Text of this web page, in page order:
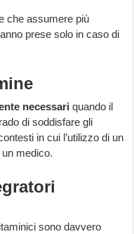
che assumere più
prese solo in caso di
necessari quando il
di soddisfare gli
in cui l’utilizzo di un
medico.
sono davvero